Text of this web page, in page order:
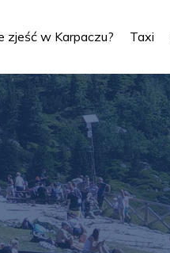
zjeść w Karpaczu? Taxi